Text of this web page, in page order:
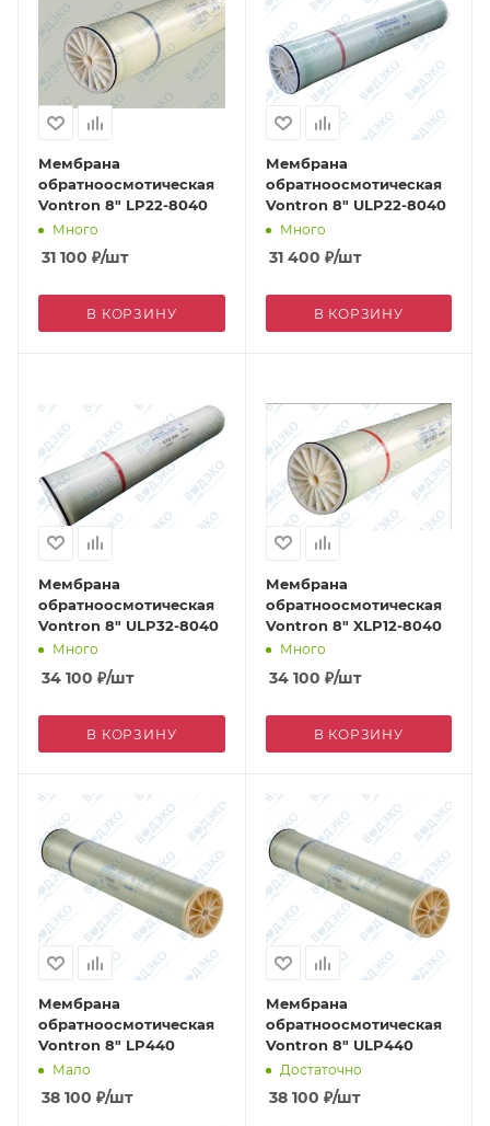
Мембрана
обратноосмотическая
Vontron 8" LP22-8040
Много
31 100 ₽/шт
В КОРЗИНУ
Мембрана
обратноосмотическая
Vontron 8" ULP22-8040
Много
31 400 ₽/шт
В КОРЗИНУ
Мембрана
обратноосмотическая
Vontron 8" ULP32-8040
Много
34 100 ₽/шт
В КОРЗИНУ
Мембрана
обратноосмотическая
Vontron 8" XLP12-8040
Много
34 100 ₽/шт
В КОРЗИНУ
Мембрана
обратноосмотическая
Vontron 8" LP440
Мало
38 100 ₽/шт
Мембрана
обратноосмотическая
Vontron 8" ULP440
Достаточно
38 100 ₽/шт